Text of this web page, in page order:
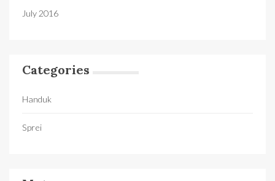
July 2016
Categories
Handuk
Sprei